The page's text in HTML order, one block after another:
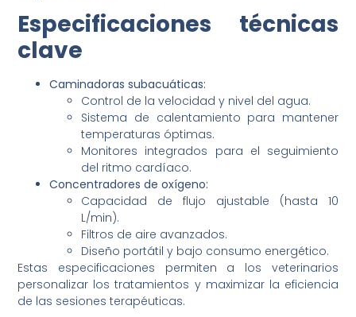
Especificaciones técnicas
clave
Caminadoras subacuáticas:
Control de la velocidad y nivel del agua.
Sistema de calentamiento para mantener
temperaturas óptimas.
Monitores integrados para el seguimiento
del ritmo cardíaco.
Concentradores de oxígeno:
Capacidad de flujo ajustable (hasta 10
L/min).
Filtros de aire avanzados.
Diseño portátil y bajo consumo energético.
Estas especificaciones permiten a los veterinarios
personalizar los tratamientos y maximizar la eficiencia
de las sesiones terapéuticas.